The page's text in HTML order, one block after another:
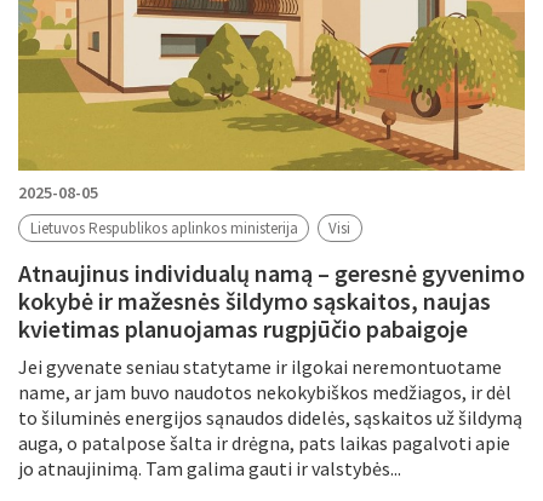
2025-08-05
Lietuvos Respublikos aplinkos ministerija Visi
Atnaujinus individualų namą – geresnė gyvenimo
kokybė ir mažesnės šildymo sąskaitos, naujas
kvietimas planuojamas rugpjūčio pabaigoje
Jei gyvenate seniau statytame ir ilgokai neremontuotame
name, ar jam buvo naudotos nekokybiškos medžiagos, ir dėl
to šiluminės energijos sąnaudos didelės, sąskaitos už šildymą
auga, o patalpose šalta ir drėgna, pats laikas pagalvoti apie
jo atnaujinimą. Tam galima gauti ir valstybės...